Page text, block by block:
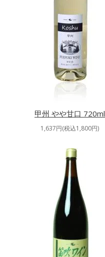
甲州 やや甘口 720ml
1,637円(税込1,800円)